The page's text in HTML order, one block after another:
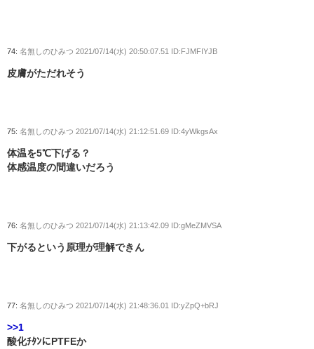
74: 名無しのひみつ 2021/07/14(水) 20:50:07.51 ID:FJMFIYJB
皮膚がただれそう
75: 名無しのひみつ 2021/07/14(水) 21:12:51.69 ID:4yWkgsAx
体温を5℃下げる？
体感温度の間違いだろう
76: 名無しのひみつ 2021/07/14(水) 21:13:42.09 ID:gMeZMVSA
下がるという原理が理解できん
77: 名無しのひみつ 2021/07/14(水) 21:48:36.01 ID:yZpQ+bRJ
>>1
酸化ﾁﾀﾝにPTFEか